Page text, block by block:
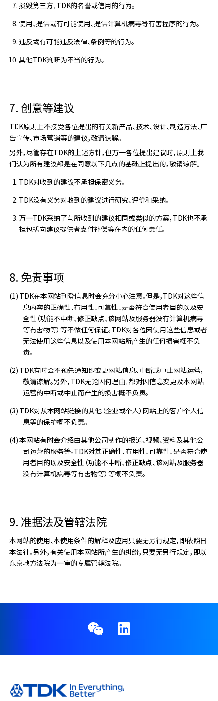
损毁第三方、TDK的名誉或信用的行为。
使用、提供或有可能使用、提供计算机病毒等有害程序的行为。
违反或有可能违反法律、条例等的行为。
其他TDK判断为不当的行为。
7. 创意等建议
TDK原则上不接受各位提出的有关新产品、技术、设计、制造方法、广
告宣传、市场营销等的建议，敬请谅解。
另外，尽管存在TDK的上述方针，但万一各位提出建议时，原则上我
们认为所有建议都是在同意以下几点的基础上提出的，敬请谅解。
TDK对收到的建议不承担保密义务。
TDK没有义务对收到的建议进行研究、评价和采纳。
万一TDK采纳了与所收到的建议相同或类似的方案，TDK也不承
担包括向建议提供者支付补偿等在内的任何责任。
8. 免责事项
TDK在本网站刊登信息时会充分小心注意。但是，TDK对这些信
息内容的正确性、有用性、可靠性、是否符合使用者目的以及安
全性（功能不中断、修正缺点、该网站及服务器没有计算机病毒
等有害物等）等不做任何保证。TDK对各位因使用这些信息或者
无法使用这些信息以及使用本网站所产生的任何损害概不负
责。
TDK有时会不预先通知即变更网站信息、中断或中止网站运营，
敬请谅解。另外，TDK无论因何理由，都对因信息变更及本网站
运营的中断或中止而产生的损害概不负责。
TDK对从本网站链接的其他（企业或个人）网站上的客户个人信
息等的保护概不负责。
本网站有时会介绍由其他公司制作的报道、视频、资料及其他公
司运营的服务等。TDK对其正确性、有用性、可靠性、是否符合使
用者目的以及安全性（功能不中断、修正缺点、该网站及服务器
没有计算机病毒等有害物等）等概不负责。
9. 准据法及管辖法院
本网站的使用、本使用条件的解释及应用只要无另行规定，即依照日
本法律。另外，有关使用本网站所产生的纠纷，只要无另行规定，即以
东京地方法院为一审的专属管辖法院。